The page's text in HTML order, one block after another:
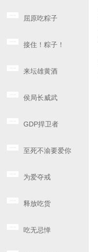
屈原吃粽子
接住！粽子！
来坛雄黄酒
侯局长威武
GDP捍卫者
至死不渝要爱你
为爱夺戒
释放吃货
吃无忌惮